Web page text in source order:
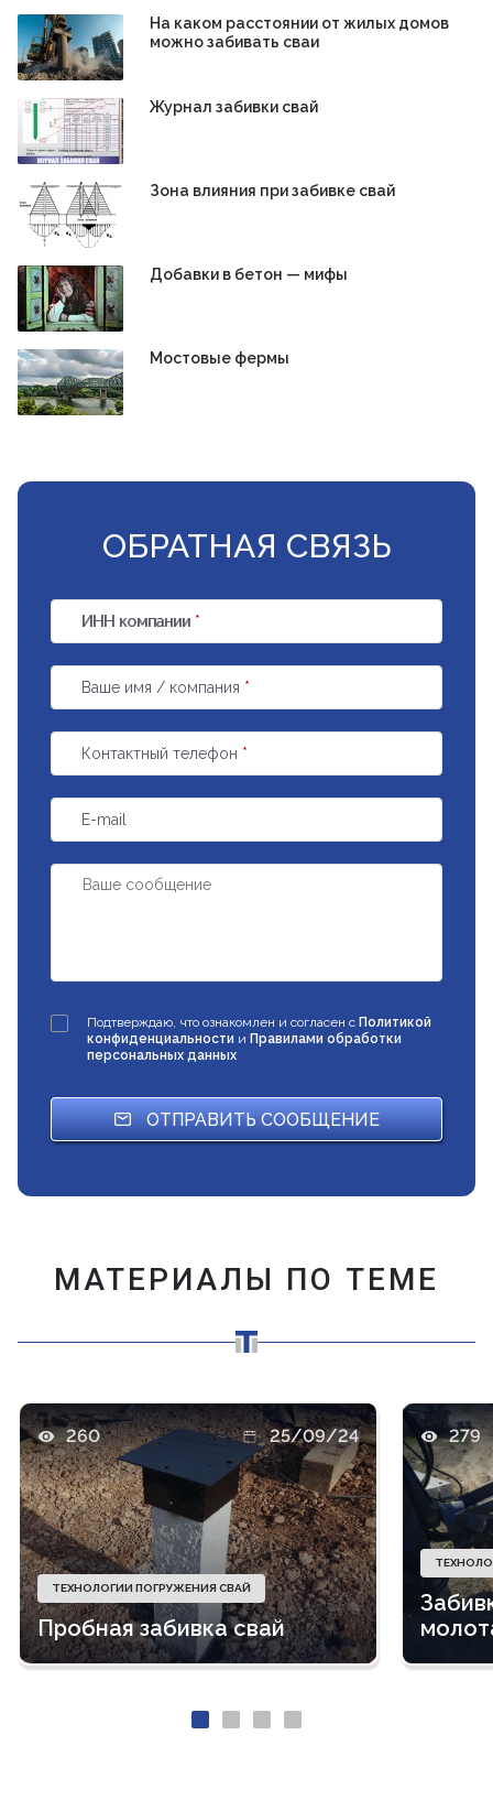
На каком расстоянии от жилых домов
можно забивать сваи
Журнал забивки свай
Зона влияния при забивке свай
Добавки в бетон — мифы
Мостовые фермы
ОБРАТНАЯ СВЯЗЬ
ИНН компании *
Ваше имя / компания *
Контактный телефон *
E-mail
Подтверждаю, что ознакомлен и согласен с Политикой
конфиденциальности и Правилами обработки
персональных данных
ОТПРАВИТЬ СООБЩЕНИЕ
МАТЕРИАЛЫ ПО ТЕМЕ
260 25/09/24
ТЕХНОЛОГИИ ПОГРУЖЕНИЯ СВАЙ
Пробная забивка свай
279